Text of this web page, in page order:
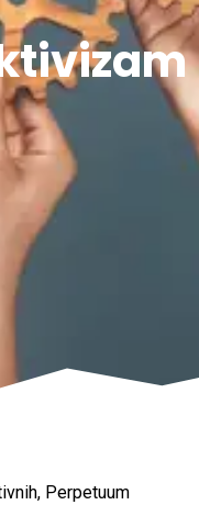
Perpetuum